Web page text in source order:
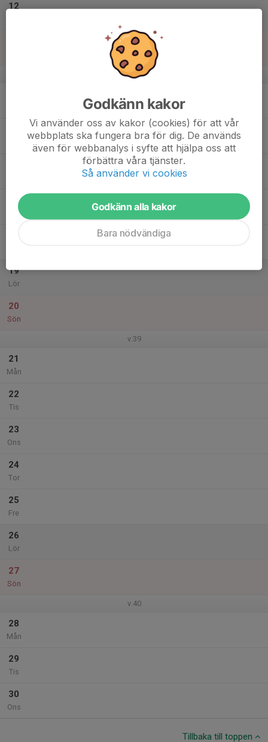
12
v.38
17
Tor
19
Lör
20
Sön
v.39
21
Mån
22
Tis
23
Ons
24
Tor
25
Fre
26
Lör
27
Sön
v.40
28
Mån
29
Tis
30
Ons
Tillbaka till toppen
Godkänn kakor
Vi använder oss av kakor (cookies) för att vår
webbplats ska fungera bra för dig. De används
även för webbanalys i syfte att hjälpa oss att
förbättra våra tjänster.
Så använder vi cookies
Godkänn alla kakor
Bara nödvändiga